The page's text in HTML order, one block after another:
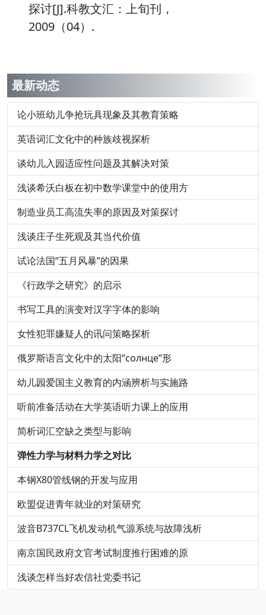
探讨[J].科教文汇：上旬刊，
2009（04）.
最新动态
论小班幼儿争抢玩具现象及其教育策略
英语词汇文化中的种族歧视探析
谈幼儿入园适应性问题及其解决对策
浅谈希沃白板在初中数学课堂中的使用方
制造业员工高流失率的原因及对策探讨
浅谈庄子生死观及其当代价值
试论法国“五月风暴”的因果
《行政学之研究》的启示
书写工具的演变对汉字字体的影响
女性犯罪嫌疑人的讯问策略探析
俄罗斯语言文化中的太阳“солнце”形
幼儿园爱国主义教育的内涵辨析与实施路
听前准备活动在大学英语听力课上的应用
简析词汇空缺之类型与影响
弹性力学与材料力学之对比
本钢X80管线钢的开发与应用
欧盟促进青年就业的对策研究
波音B737CL飞机发动机气源系统与故障浅析
南京国民政府文官考试制度推行困难的原
浅谈怎样当好农信社党委书记